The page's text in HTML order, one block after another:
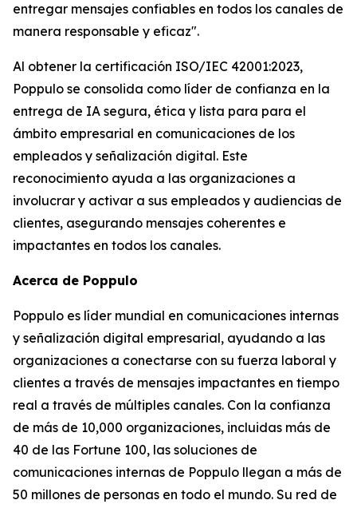
entregar mensajes confiables en todos los canales de
manera responsable y eficaz".
Al obtener la certificación ISO/IEC 42001:2023,
Poppulo se consolida como líder de confianza en la
entrega de IA segura, ética y lista para para el
ámbito empresarial en comunicaciones de los
empleados y señalización digital. Este
reconocimiento ayuda a las organizaciones a
involucrar y activar a sus empleados y audiencias de
clientes, asegurando mensajes coherentes e
impactantes en todos los canales.
Acerca de Poppulo
Poppulo es líder mundial en comunicaciones internas
y señalización digital empresarial, ayudando a las
organizaciones a conectarse con su fuerza laboral y
clientes a través de mensajes impactantes en tiempo
real a través de múltiples canales. Con la confianza
de más de 10,000 organizaciones, incluidas más de
40 de las Fortune 100, las soluciones de
comunicaciones internas de Poppulo llegan a más de
50 millones de personas en todo el mundo. Su red de